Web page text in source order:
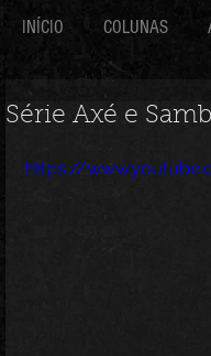
INÍCIO COLUNAS
Série Axé e
https://